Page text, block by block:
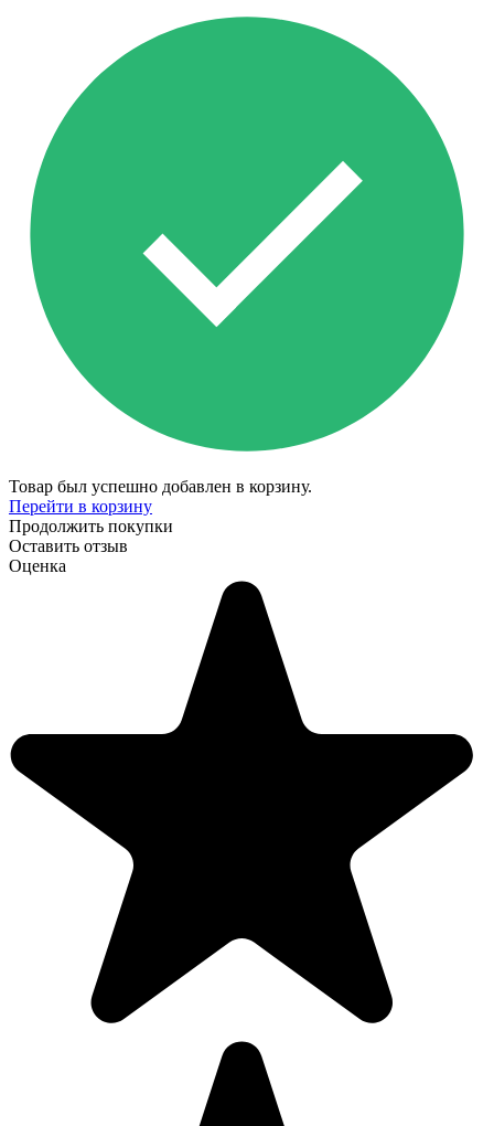
Товар был успешно добавлен в корзину.
Перейти в корзину
Продолжить покупки
Оставить отзыв
Оценка